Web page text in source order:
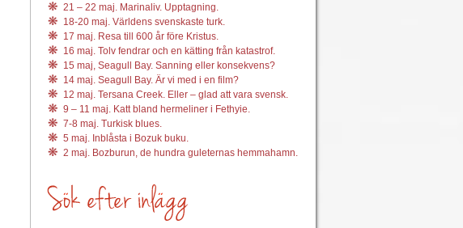
21 – 22 maj. Marinaliv. Upptagning.
18-20 maj. Världens svenskaste turk.
17 maj. Resa till 600 år före Kristus.
16 maj. Tolv fendrar och en kätting från katastrof.
15 maj, Seagull Bay. Sanning eller konsekvens?
14 maj. Seagull Bay. Är vi med i en film?
12 maj. Tersana Creek. Eller – glad att vara svensk.
9 – 11 maj. Katt bland hermeliner i Fethyie.
7-8 maj. Turkisk blues.
5 maj. Inblåsta i Bozuk buku.
2 maj. Bozburun, de hundra guleternas hemmahamn.